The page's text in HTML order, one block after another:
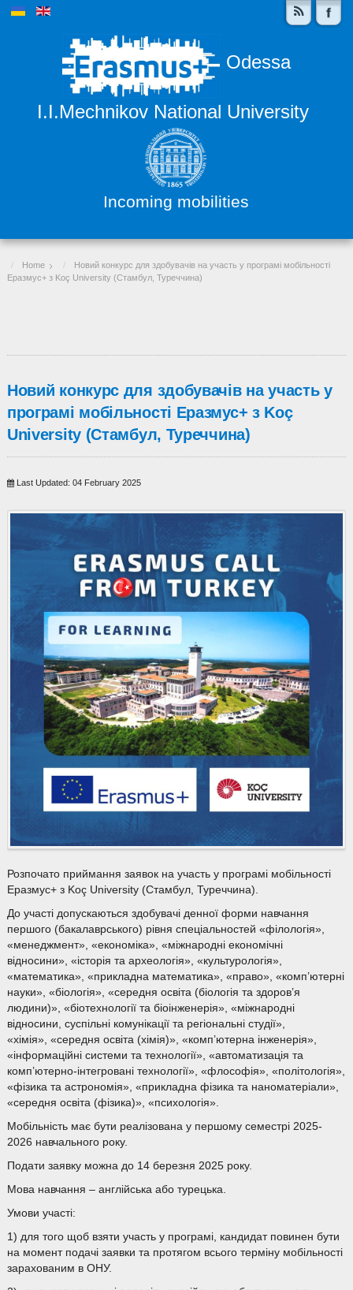
Odessa
I.I.Mechnikov National University
Incoming mobilities
Home
Новий конкурс для здобувачів на участь у програмі мобільності
Еразмус+ з Koç University (Стамбул, Туреччина)
Новий конкурс для здобувачів на участь у
програмі мобільності Еразмус+ з Koç
University (Стамбул, Туреччина)
Last Updated: 04 February 2025
Розпочато приймання заявок на участь у програмі мобільності
Еразмус+ з Koç University (Стамбул, Туреччина).
До участі допускаються здобувачі денної форми навчання
першого (бакалаврського) рівня спеціальностей «філологія»,
«менеджмент», «економіка», «міжнародні економічні
відносини», «історія та археологія», «культурологія»,
«математика», «прикладна математика», «право», «комп’ютерні
науки», «біологія», «середня освіта (біологія та здоров’я
людини)», «біотехнології та біоінженерія», «міжнародні
відносини, суспільні комунікації та регіональні студії»,
«хімія», «середня освіта (хімія)», «комп’ютерна інженерія»,
«інформаційні системи та технології», «автоматизація та
комп’ютерно-інтегровані технології», «флософія», «політологія»,
«фізика та астрономія», «прикладна фізика та наноматеріали»,
«середня освіта (фізика)», «психологія».
Мобільність має бути реалізована у першому семестрі 2025-
2026 навчального року.
Подати заявку можна до 14 березня 2025 року.
Мова навчання – англійська або турецька.
Умови участі:
1) для того щоб взяти участь у програмі, кандидат повинен бути
на момент подачі заявки та протягом всього терміну мобільності
зарахованим в ОНУ.